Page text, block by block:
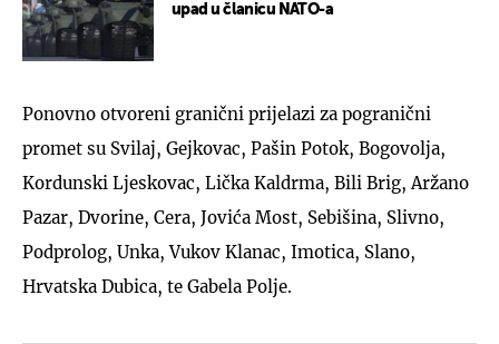
upad u članicu NATO-a
Ponovno otvoreni granični prijelazi za pogranični
promet su Svilaj, Gejkovac, Pašin Potok, Bogovolja,
Kordunski Ljeskovac, Lička Kaldrma, Bili Brig, Aržano
Pazar, Dvorine, Cera, Jovića Most, Sebišina, Slivno,
Podprolog, Unka, Vukov Klanac, Imotica, Slano,
Hrvatska Dubica, te Gabela Polje.